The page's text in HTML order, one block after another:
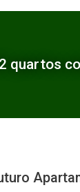
quartos